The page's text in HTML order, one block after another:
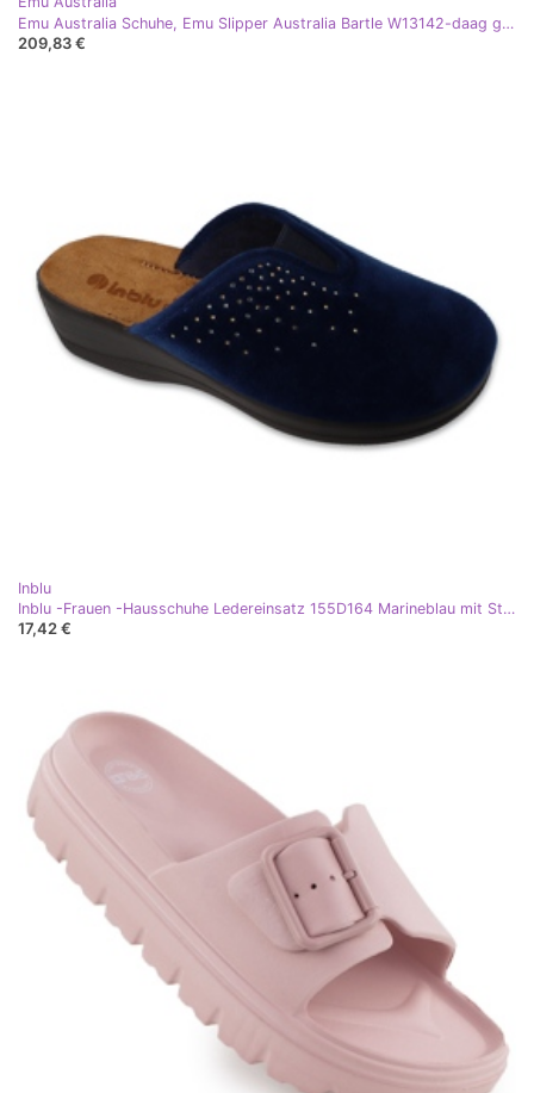
Emu Australia Schuhe, Emu Slipper Australia Bartle W13142-daag grau
209,83 €
Inblu
Inblu -Frauen -Hausschuhe Ledereinsatz 155D164 Marineblau mit Strasssteinen
17,42 €